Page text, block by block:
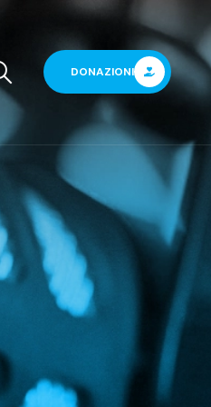
DONAZIONI